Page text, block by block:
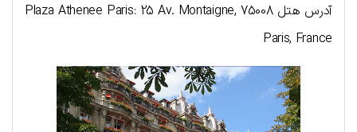
آدرس هتل Plaza Athenee Paris: 25 Av. Montaigne, 75008
Paris, France